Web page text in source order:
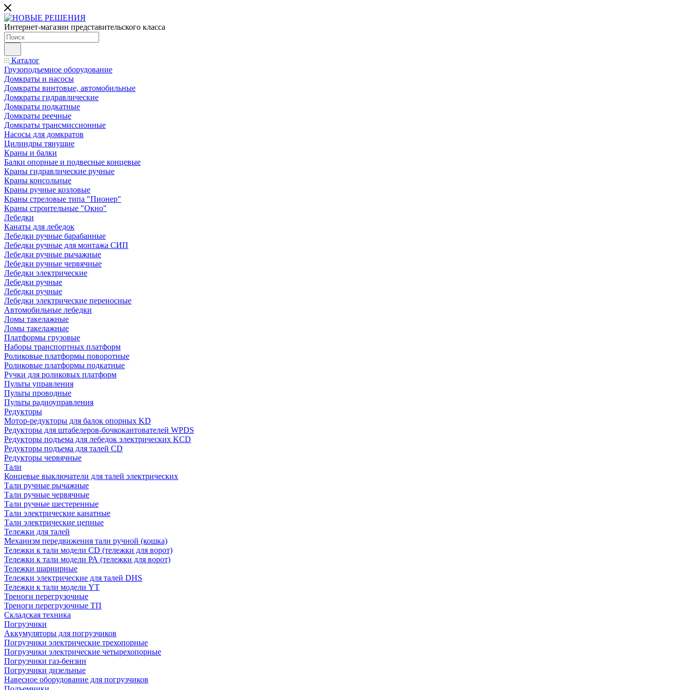
Интернет-магазин представительского класса
Каталог
Грузоподъемное оборудование
Домкраты и насосы
Домкраты винтовые, автомобильные
Домкраты гидравлические
Домкраты подкатные
Домкраты реечные
Домкраты трансмиссионные
Насосы для домкратов
Цилиндры тянущие
Краны и балки
Балки опорные и подвесные концевые
Краны гидравлические ручные
Краны консольные
Краны ручные козловые
Краны стреловые типа "Пионер"
Краны строительные "Окно"
Лебедки
Канаты для лебедок
Лебедки ручные барабанные
Лебедки ручные для монтажа СИП
Лебедки ручные рычажные
Лебедки ручные червячные
Лебедки электрические
Лебедки ручные
Лебедки ручные
Лебедки электрические переносные
Автомобильные лебедки
Ломы такелажные
Ломы такелажные
Платформы грузовые
Наборы транспортных платформ
Роликовые платформы поворотные
Роликовые платформы подкатные
Ручки для роликовых платформ
Пульты управления
Пульты проводные
Пульты радиоуправления
Редукторы
Мотор-редукторы для балок опорных KD
Редукторы для штабелеров-бочкокантователей WPDS
Редукторы подъема для лебедок электрических KCD
Редукторы подъема для талей CD
Редукторы червячные
Тали
Концевые выключатели для талей электрических
Тали ручные рычажные
Тали ручные червячные
Тали ручные шестеренные
Тали электрические канатные
Тали электрические цепные
Тележки для талей
Механизм передвижения тали ручной (кошка)
Тележки к тали модели CD (тележки для ворот)
Тележки к тали модели РА (тележки для ворот)
Тележки шарнирные
Тележки электрические для талей DHS
Тележки к тали модели YT
Треноги перегрузочные
Треноги перегрузочные ТП
Складская техника
Погрузчики
Аккумуляторы для погрузчиков
Погрузчики электрические трехопорные
Погрузчики электрические четырехопорные
Погрузчики газ-бензин
Погрузчики дизельные
Навесное оборудование для погрузчиков